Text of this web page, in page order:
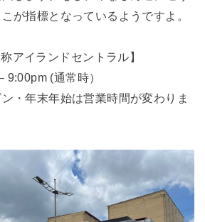
が指標となっているようですよ。
アイランドセントラル】
(通常時）
・年末年始は営業時間が変わりま